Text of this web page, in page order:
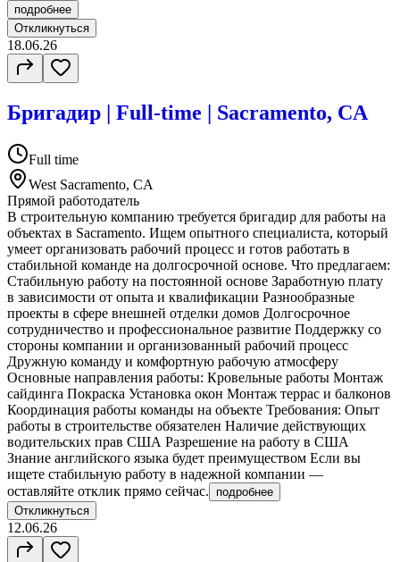
подробнее
Откликнуться
18.06.26
Бригадир | Full-time | Sacramento, CA
Full time
West Sacramento, CA
Прямой работодатель
В строительную компанию требуется бригадир для работы на
объектах в Sacramento. Ищем опытного специалиста, который
умеет организовать рабочий процесс и готов работать в
стабильной команде на долгосрочной основе. Что предлагаем:
Стабильную работу на постоянной основе Заработную плату
в зависимости от опыта и квалификации Разнообразные
проекты в сфере внешней отделки домов Долгосрочное
сотрудничество и профессиональное развитие Поддержку со
стороны компании и организованный рабочий процесс
Дружную команду и комфортную рабочую атмосферу
Основные направления работы: Кровельные работы Монтаж
сайдинга Покраска Установка окон Монтаж террас и балконов
Координация работы команды на объекте Требования: Опыт
работы в строительстве обязателен Наличие действующих
водительских прав США Разрешение на работу в США
Знание английского языка будет преимуществом Если вы
ищете стабильную работу в надежной компании —
оставляйте отклик прямо сейчас.
подробнее
Откликнуться
12.06.26